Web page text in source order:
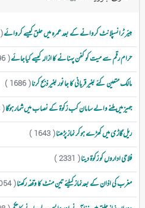
ہیئر ٹرانسپلانٹ کروانے کے بعد عمرہ میں حلق کیسے کروائے( 2377 )
حرام رقم سے میت کو کفن پہنانے کا ازالہ کیسے کیاجائے( 1596 )
مالک متعین کئے بغیر قربانی کا جانور بغیر ذبح کرنا( 1686 )
جہیز میں ملنے والے سامان کب زکوۃ کے نصاب میں شمار ہوگا( 1778 )
ریل گاڑی میں کھڑے ہوکر نماز پڑھنا( 1643 )
فلاحی اداروں کو زکوۃ دینا( 2331 )
مغرب کی اذان کے بعدنماز کیلئے تین منٹ کا وقفہ رکھنا( 2054 )